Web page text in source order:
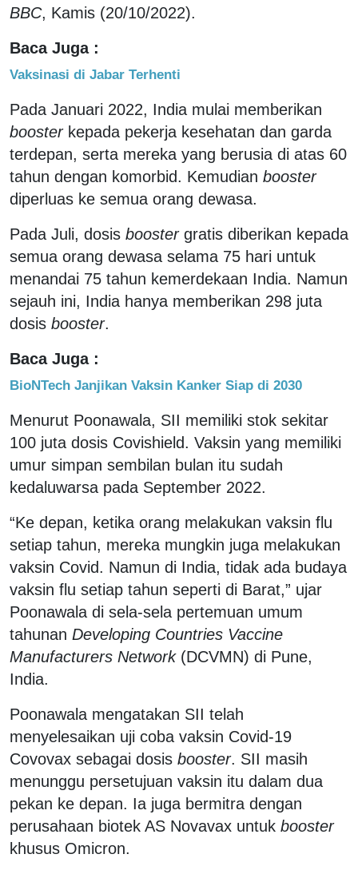
BBC, Kamis (20/10/2022).
Baca Juga :
Vaksinasi di Jabar Terhenti
Pada Januari 2022, India mulai memberikan
boosterkepada pekerja kesehatan dan garda
terdepan, serta mereka yang berusia di atas 60
tahun dengan komorbid. Kemudian booster
diperluas ke semua orang dewasa.
Pada Juli, dosis boostergratis diberikan kepada
semua orang dewasa selama 75 hari untuk
menandai 75 tahun kemerdekaan India. Namun
sejauh ini, India hanya memberikan 298 juta
dosis booster.
Baca Juga :
BioNTech Janjikan Vaksin Kanker Siap di 2030
Menurut Poonawala, SII memiliki stok sekitar
100 juta dosis Covishield. Vaksin yang memiliki
umur simpan sembilan bulan itu sudah
kedaluwarsa pada September 2022.
“Ke depan, ketika orang melakukan vaksin flu
setiap tahun, mereka mungkin juga melakukan
vaksin Covid. Namun di India, tidak ada budaya
vaksin flu setiap tahun seperti di Barat,” ujar
Poonawala di sela-sela pertemuan umum
tahunan Developing Countries Vaccine
Manufacturers Network(DCVMN) di Pune,
India.
Poonawala mengatakan SII telah
menyelesaikan uji coba vaksin Covid-19
Covovax sebagai dosis booster. SII masih
menunggu persetujuan vaksin itu dalam dua
pekan ke depan. Ia juga bermitra dengan
perusahaan biotek AS Novavax untuk booster
khusus Omicron.